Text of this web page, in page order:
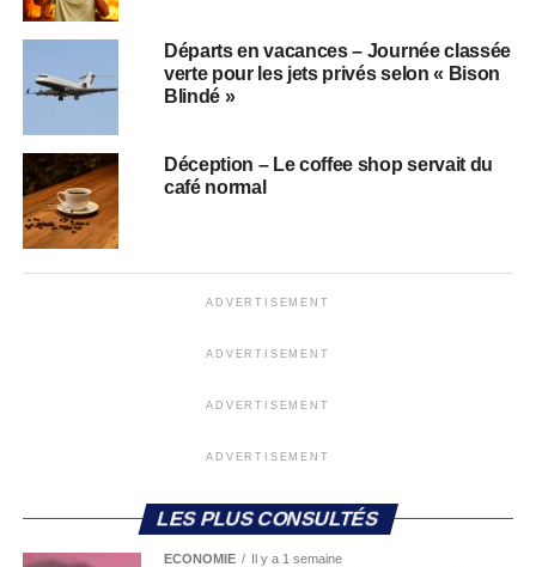
Départs en vacances – Journée classée
verte pour les jets privés selon « Bison
Blindé »
Déception – Le coffee shop servait du
café normal
ADVERTISEMENT
ADVERTISEMENT
ADVERTISEMENT
ADVERTISEMENT
LES PLUS CONSULTÉS
ECONOMIE Il y a 1 semaine